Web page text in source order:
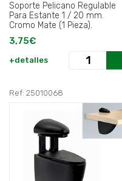
Soporte Pelicano Regulable
Para Estante 1 / 20 mm.
Cromo Mate (1 Pieza).
3,75€
+detalles
Ref: 25010068